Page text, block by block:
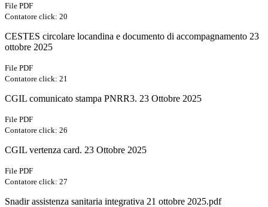
File PDF
Contatore click: 20
CESTES circolare locandina e documento di accompagnamento 23
ottobre 2025
File PDF
Contatore click: 21
CGIL comunicato stampa PNRR3. 23 Ottobre 2025
File PDF
Contatore click: 26
CGIL vertenza card. 23 Ottobre 2025
File PDF
Contatore click: 27
Snadir assistenza sanitaria integrativa 21 ottobre 2025.pdf